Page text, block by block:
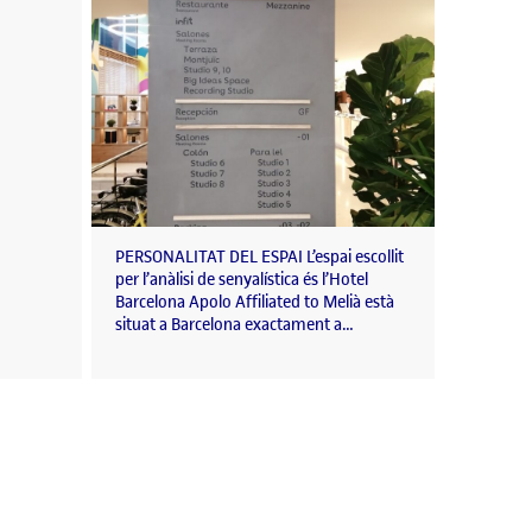
PERSONALITAT DEL ESPAI L’espai escollit
per l’anàlisi de senyalística és l’Hotel
Barcelona Apolo Affiliated to Melià està
situat a Barcelona exactament a…